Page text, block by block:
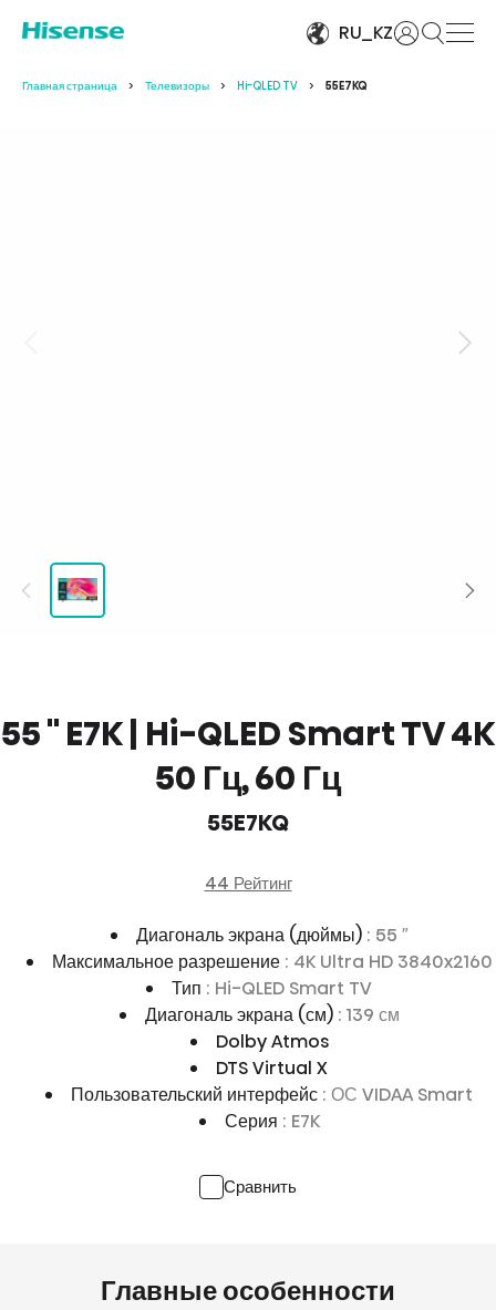
RU_KZВойти
Главная страница Телевизоры Hi-QLED TV 55E7KQ
55 '' E7K | Hi-QLED Smart TV 4K
50 Гц, 60 Гц
55E7KQ
44 Рейтинг
Диагональ экрана (дюймы) : 55 ″
Максимальное разрешение : 4K Ultra HD 3840x2160
Тип : Hi-QLED Smart TV
Диагональ экрана (см) : 139 см
Dolby Atmos
DTS Virtual X
Пользовательский интерфейс : ОС VIDAA Smart
Серия : E7K
Сравнить
Главные особенности